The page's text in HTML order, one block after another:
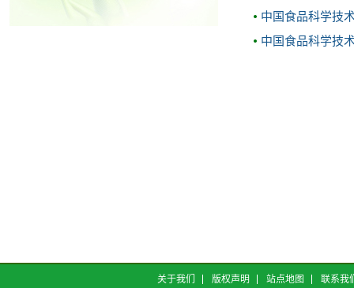
中国食品科学技
中国食品科学技
关于我们 版权声明 站点地图 联系我